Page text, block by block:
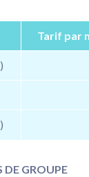
Tarif par
DE GROUPE